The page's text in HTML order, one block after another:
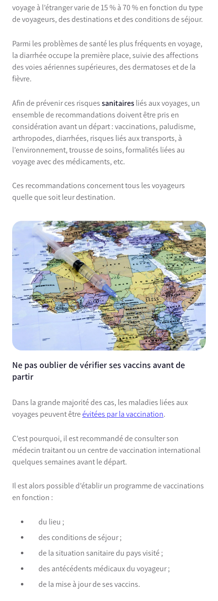
voyage à l’étranger varie de 15 % à 70 % en fonction du type
de voyageurs, des destinations et des conditions de séjour.
Parmi les problèmes de santé les plus fréquents en voyage,
la diarrhéeoccupe la première place, suivie des affections
des voies aériennes supérieures, des dermatoses et de la
fièvre.
Afin de prévenir ces risques sanitaires liés aux voyages, un
ensemble de recommandations doivent être pris en
considération avant un départ : vaccinations, paludisme,
arthropodes, diarrhées, risques liés aux transports, à
l’environnement, trousse de soins, formalités liées au
voyage avec des médicaments, etc.
Ces recommandations concernent tous les voyageurs
quelle que soit leur destination.
Ne pas oublier de vérifier ses vaccins avant de
partir
Dans la grande majorité des cas, les maladies liées aux
voyages peuvent êtreévitées par la vaccination.
C’est pourquoi, il est recommandé de consulter son
médecin traitant ou un centre de vaccination international
quelques semaines avant le départ.
Il est alors possible d’établir un programme de vaccinations
en fonction :
du lieu ;
des conditions de séjour ;
de la situation sanitaire du pays visité ;
des antécédents médicaux du voyageur ;
de la mise à jour de ses vaccins.